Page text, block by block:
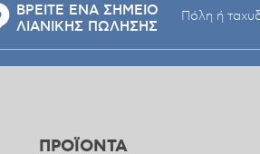
ΒΡΕΙΤΕ ΕΝΑ ΣΗΜΕΙΟ
ΛΙΑΝΙΚΗΣ ΠΩΛΗΣΗΣ
ΠΡΟΪΟΝΤΑ